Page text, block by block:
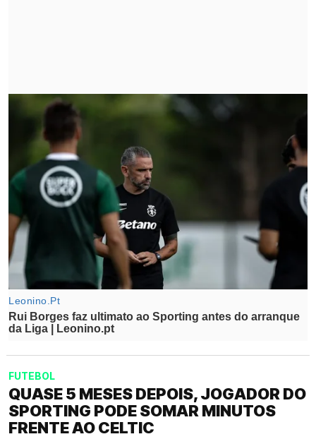
FUTEBOL
QUASE 5 MESES DEPOIS, JOGADOR DO
SPORTING PODE SOMAR MINUTOS
FRENTE AO CELTIC